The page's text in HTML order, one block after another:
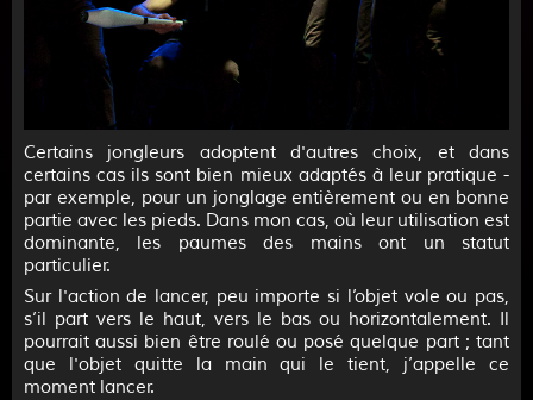
Certains jongleurs adoptent d'autres choix, et dans
certains cas ils sont bien mieux adaptés à leur pratique -
par exemple, pour un jonglage entièrement ou en bonne
partie avec les pieds. Dans mon cas, où leur utilisation est
dominante, les paumes des mains ont un statut
particulier.
Sur l'action de lancer, peu importe si l’objet vole ou pas,
s’il part vers le haut, vers le bas ou horizontalement. Il
pourrait aussi bien être roulé ou posé quelque part ; tant
que l'objet quitte la main qui le tient, j’appelle ce
moment lancer.